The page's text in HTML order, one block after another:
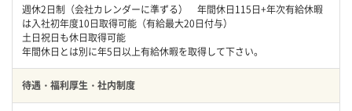
週休2日制（会社カレンダーに準ずる） 年間休日115日+年次有給休暇
は入社初年度10日取得可能（有給最大20日付与）
土日祝日も休日取得可能
年間休日とは別に年5日以上有給休暇を取得して下さい。
待遇・福利厚生・社内制度